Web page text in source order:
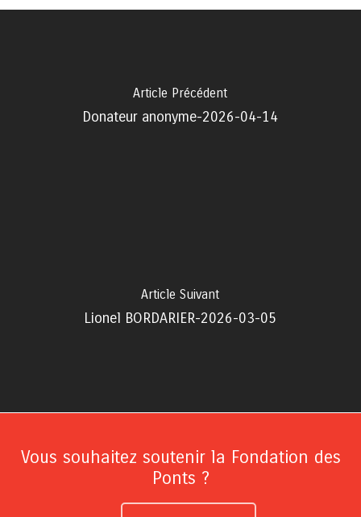
Article Précédent
Donateur anonyme-2026-04-14
Article Suivant
Lionel BORDARIER-2026-03-05
Vous souhaitez soutenir la Fondation des
Ponts ?